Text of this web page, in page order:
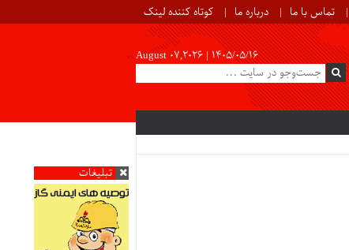
تماس با ما درباره ما کوتاه کننده لینک
August 07,2026 | ۱۴۰۵/۰۵/۱۶
تبلیغات